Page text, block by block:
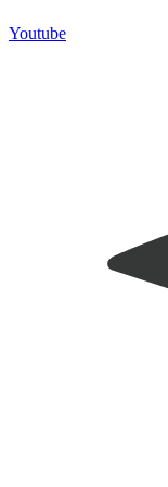
Youtube